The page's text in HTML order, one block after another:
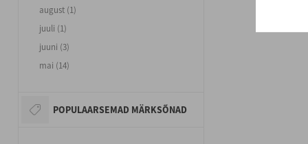
töömahukas
august (1)
juuli (1)
juuni (3)
mai (14)
POPULAARSEMAD MÄRKSÕNAD